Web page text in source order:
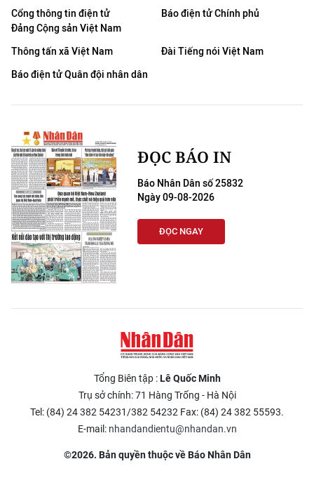
Cổng thông tin điện tử
Đảng Cộng sản Việt Nam
Báo điện tử Chính phủ
Thông tấn xã Việt Nam
Đài Tiếng nói Việt Nam
Báo điện tử Quân đội nhân dân
ĐỌC BÁO IN
Báo Nhân Dân số 25832
Ngày 09-08-2026
ĐỌC NGAY
Tổng Biên tập :Lê Quốc Minh
Trụ sở chính: 71 Hàng Trống - Hà Nội
Tel: (84) 24 382 54231/382 54232 Fax: (84) 24 382 55593.
E-mail: nhandandientu@nhandan.vn
©2026. Bản quyền thuộc về Báo Nhân Dân